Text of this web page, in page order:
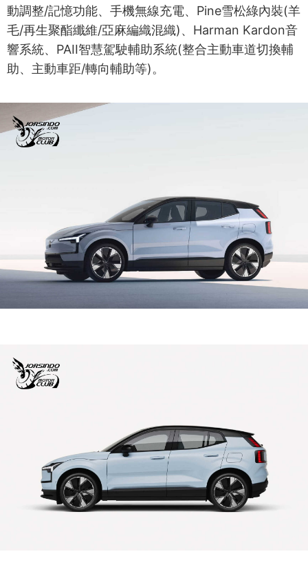
動調整/記憶功能、手機無線充電、Pine雪松綠內裝(羊
毛/再生聚酯纖維/亞麻編織混織)、Harman Kardon音
響系統、PAII智慧駕駛輔助系統(整合主動車道切換輔
助、主動車距/轉向輔助等)。